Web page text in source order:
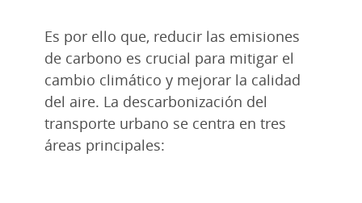
Es por ello que, reducir las emisiones
de carbono es crucial para mitigar el
cambio climático y mejorar la calidad
del aire. La descarbonización del
transporte urbano se centra en tres
áreas principales: